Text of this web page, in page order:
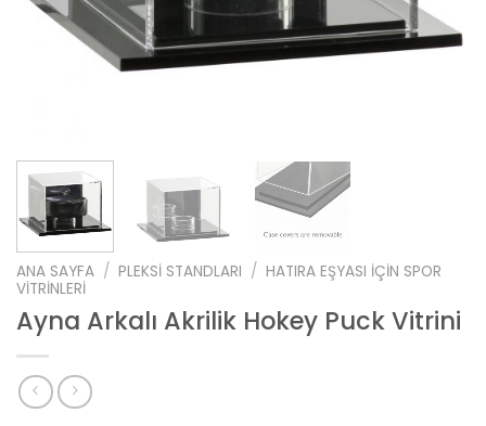
ANA SAYFA / PLEKSI STANDLARI / HATIRA EŞYASI IÇIN SPOR
VITRINLERI
Ayna Arkalı Akrilik Hokey Puck Vitrini